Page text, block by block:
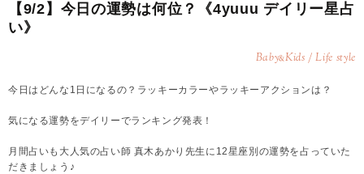
【9/2】今日の運勢は何位？《4yuuu デイリー星占
い》
Baby&Kids / Life style
今日はどんな1日になるの？ラッキーカラーやラッキーアクションは？
気になる運勢をデイリーでランキング発表！
月間占いも大人気の占い師 真木あかり先生に12星座別の運勢を占っていた
だきましょう♪